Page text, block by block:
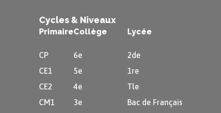
Cycles & Niveaux
Primaire
CP
CE1
CE2
CM1
Collège
6e
5e
4e
3e
Lycée
2de
1re
Tle
Bac de Français